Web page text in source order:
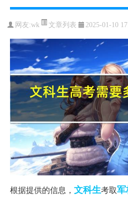
网友:wk 文章列表 2025-01-10
根据提供的信息， 文科生考取